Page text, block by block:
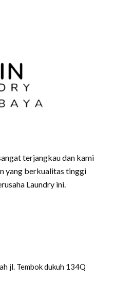
terjangkau dan kami
yang berkualitas tinggi
Laundry ini.
jl. Tembok dukuh 134Q